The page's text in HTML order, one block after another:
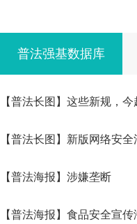
普法强基数据库
【普法长图】这些新规，今
【普法长图】新版网络安
【普法海报】涉嫌垄断
【普法海报】食品安全宣